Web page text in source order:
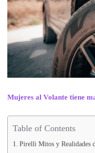
Mujeres al Volante tiene
Table of Contents
Pirelli Mitos y Realidades